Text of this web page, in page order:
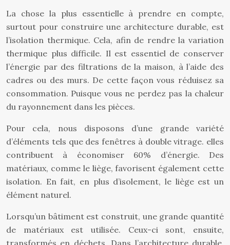
La chose la plus essentielle à prendre en compte,
surtout pour construire une architecture durable, est
l’isolation thermique. Cela, afin de rendre la variation
thermique plus difficile. Il est essentiel de conserver
l’énergie par des filtrations de la maison, à l’aide des
cadres ou des murs. De cette façon vous réduisez sa
consommation. Puisque vous ne perdez pas la chaleur
du rayonnement dans les pièces.
Pour cela, nous disposons d’une grande variété
d’éléments tels que des fenêtres à double vitrage. elles
contribuent à économiser 60% d’énergie. Des
matériaux, comme le liège, favorisent également cette
isolation. En fait, en plus d’isolement, le liège est un
élément naturel.
Lorsqu’un bâtiment est construit, une grande quantité
de matériaux est utilisée. Ceux-ci sont, ensuite,
transformés en déchets. Dans l’architecture durable,